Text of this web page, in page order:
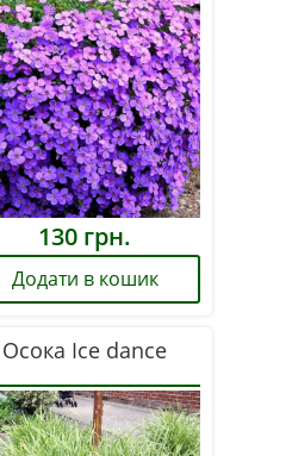
130 грн.
Додати в кошик
Осока Ice dance